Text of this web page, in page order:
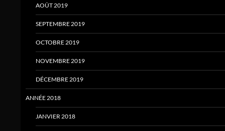
AOÛT 2019
SEPTEMBRE 2019
OCTOBRE 2019
NOVEMBRE 2019
DÉCEMBRE 2019
ANNÉE 2018
JANVIER 2018